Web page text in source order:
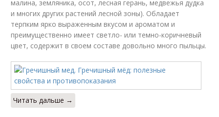
малина, земляника, осот, лесная герань, медвежья дудка
и многих других растений лесной зоны). Обладает
терпким ярко выраженным вкусом и ароматом и
преимущественно имеет светло- или темно-коричневый
цвет, содержит в своем составе довольно много пыльцы.
Читать дальше →